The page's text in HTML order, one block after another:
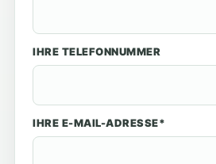
IHRE TELEFONNUMMER
IHRE E-MAIL-ADRESSE*